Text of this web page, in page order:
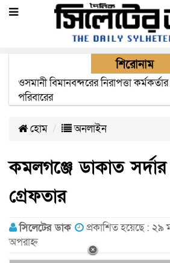
শিরোনাম
এক মাসের মধ্যে সিলেট-জাফলং রেললাইন
দৃশ্যমান হবে- শ্রম মন্ত্রী
হোম অনলাইন
কমলগঞ্জে ডাকাত
গ্রেফতার
সিলেটের ডাক
প্রকাশিত হয়েছে :
অপরাহ্ন